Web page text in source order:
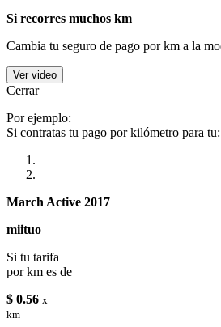
Si recorres muchos km
Cambia tu seguro de pago por km a la
Ver video
Cerrar
Por ejemplo:
Si contratas tu pago por kilómetro para tu:
March Active 2017
miituo
Si tu tarifa
por km es de
$ 0.56 x
km